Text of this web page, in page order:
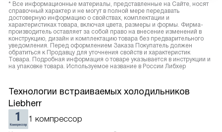
* Все информационные материалы, представленные на Сайте, носят
справочный характер и не могут в полной мере передавать
достоверную информацию о свойствах, комплектации и
характеристиках товара, включая цвета, размеры и формы. Фирма-
производитель оставляет за собой право на внесение изменений в
конструкцию, дизайн и комплектацию товара без предварительного
уведомления. Перед оформлением Заказа Покупатель должен
обратиться к Продавцу для уточнения свойств и характеристик
Товара. Подробная информация о товаре указывается в инструкции и
на упаковке товара. Используемое название в России Либхер
Технологии встраиваемых холодильников
Liebherr
1 компрессор